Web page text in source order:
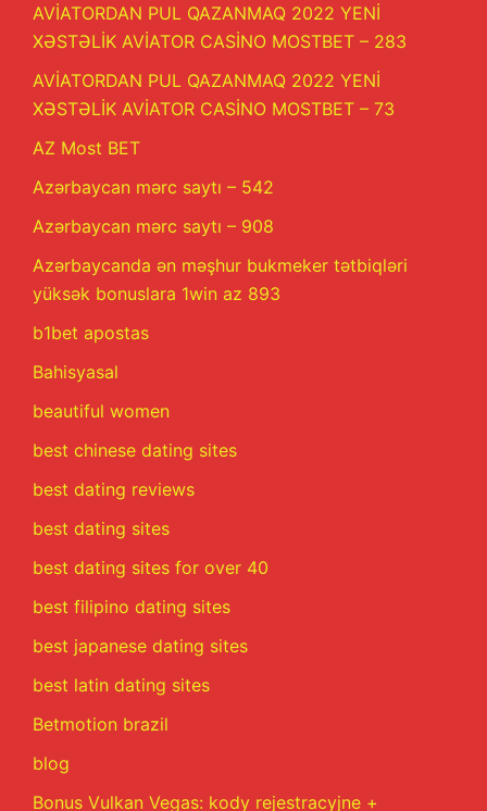
AVİATORDAN PUL QAZANMAQ 2022 YENİ
XƏSTƏLİK AVİATOR CASİNO MOSTBET – 283
AVİATORDAN PUL QAZANMAQ 2022 YENİ
XƏSTƏLİK AVİATOR CASİNO MOSTBET – 73
AZ Most BET
Azərbaycan mərc saytı – 542
Azərbaycan mərc saytı – 908
Azərbaycanda ən məşhur bukmeker tətbiqləri
yüksək bonuslara 1win az 893
b1bet apostas
Bahisyasal
beautiful women
best chinese dating sites
best dating reviews
best dating sites
best dating sites for over 40
best filipino dating sites
best japanese dating sites
best latin dating sites
Betmotion brazil
blog
Bonus Vulkan Vegas: kody rejestracyjne +